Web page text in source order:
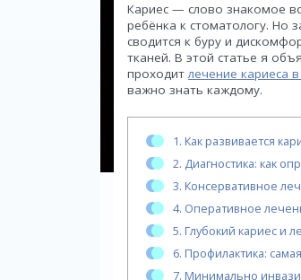
Кариес — слово знакомое
ребёнка к стоматологу. Но
сводится к буру и
тканей. В этой статье я
проходитлечение кариеса
важно знать каждому.
1. Как развивается
2. Диагностика: как
3. Консервативное
4. Оперативное
5. Глубокий кариес и
6. Профилактика:
7. Минимально